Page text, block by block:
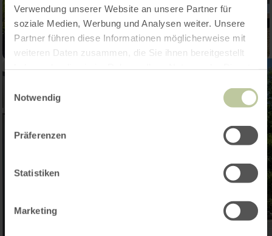
Verwendung unserer Website an unsere Partner für
soziale Medien, Werbung und Analysen weiter. Unsere
Partner führen diese Informationen möglicherweise mit
weiteren Daten zusammen, die Sie ihnen bereitgestellt
Notwendig
Präferenzen
Statistiken
Marketing